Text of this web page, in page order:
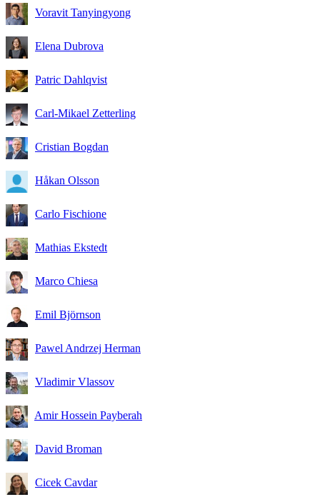
Voravit Tanyingyong
Elena Dubrova
Patric Dahlqvist
Carl-Mikael Zetterling
Cristian Bogdan
Håkan Olsson
Carlo Fischione
Mathias Ekstedt
Marco Chiesa
Emil Björnson
Pawel Andrzej Herman
Vladimir Vlassov
Amir Hossein Payberah
David Broman
Cicek Cavdar